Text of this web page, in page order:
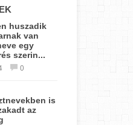
huszadik
van
egy
szerin...
0
is
az